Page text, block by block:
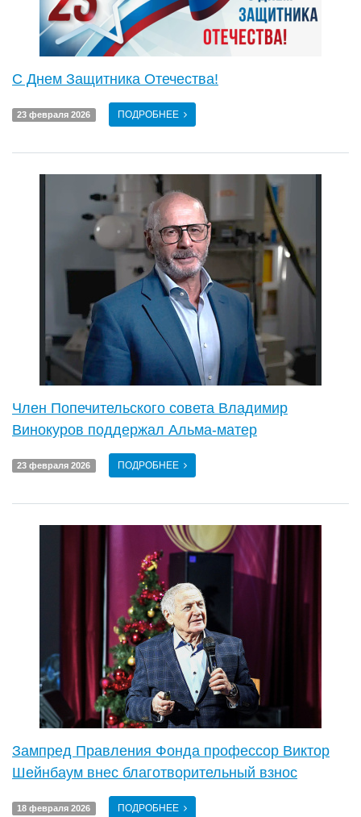
C Днем Защитника Отечества!
23 февраля 2026 ПОДРОБНЕЕ
Член Попечительского совета Владимир
Винокуров поддержал Альма-матер
23 февраля 2026 ПОДРОБНЕЕ
Зампред Правления Фонда профессор Виктор
Шейнбаум внес благотворительный взнос
18 февраля 2026 ПОДРОБНЕЕ